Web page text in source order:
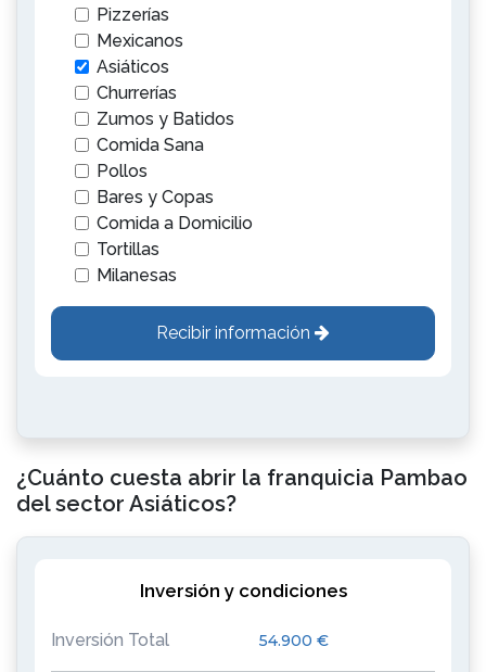
Pizzerías
Mexicanos
Asiáticos
Churrerías
Zumos y Batidos
Comida Sana
Pollos
Bares y Copas
Comida a Domicilio
Tortillas
Milanesas
Recibir información
¿Cuánto cuesta abrir la franquicia Pambao
del sector Asiáticos?
Inversión y condiciones
Inversión Total 54.900 €